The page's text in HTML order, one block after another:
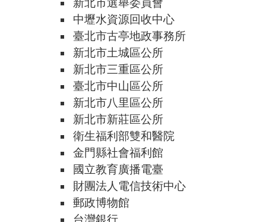
中壢水資源回收中心
臺北市古亭地政事務所
新北市土城區公所
新北市三重區公所
臺北市中山區公所
新北市八里區公所
新北市新莊區公所
衛生福利部雙和醫院
金門縣社會福利館
國立教育廣播電臺
財團法人電信技術中心
郵政博物館
台灣銀行